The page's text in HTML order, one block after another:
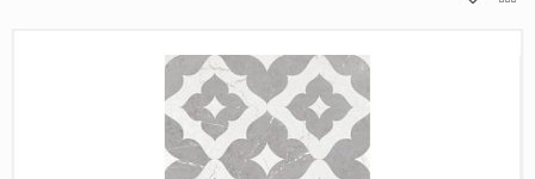
Розетки и освещение